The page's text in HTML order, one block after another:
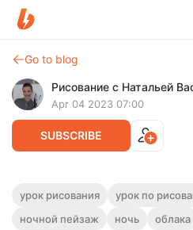
Go to blog
Рисование с Натальей
Apr 04 2023 07:00
SUBSCRIBE
Месяц. Урок по
Урок по рисованию месяца с
Level
урок рисования урок по
ночной пейзаж
ночь облака